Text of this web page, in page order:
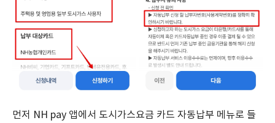
먼저 NH pay 앱에서 도시가스요금 카드 자동납부 메뉴로 들